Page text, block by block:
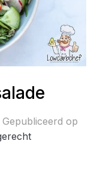
Gepubliceerd op